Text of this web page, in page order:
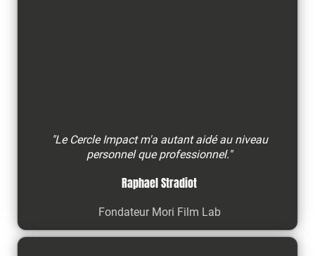
"Le Cercle Impact m'a autant aidé au niveau
personnel que professionnel."
Raphael Stradiot
Fondateur Mori Film Lab